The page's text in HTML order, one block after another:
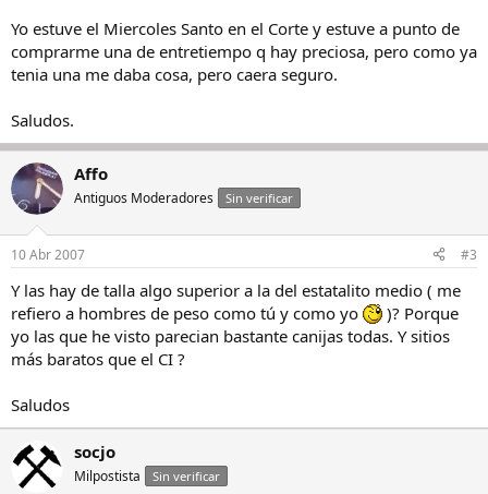
Yo estuve el Miercoles Santo en el Corte y estuve a punto de
comprarme una de entretiempo q hay preciosa, pero como ya
tenia una me daba cosa, pero caera seguro.
Saludos.
Affo
Antiguos Moderadores Sin verificar
10 Abr 2007 #3
Y las hay de talla algo superior a la del estatalito medio ( me
refiero a hombres de peso como tú y como yo
)? Porque
yo las que he visto parecian bastante canijas todas. Y sitios
más baratos que el CI ?
Saludos
socjo
Milpostista Sin verificar